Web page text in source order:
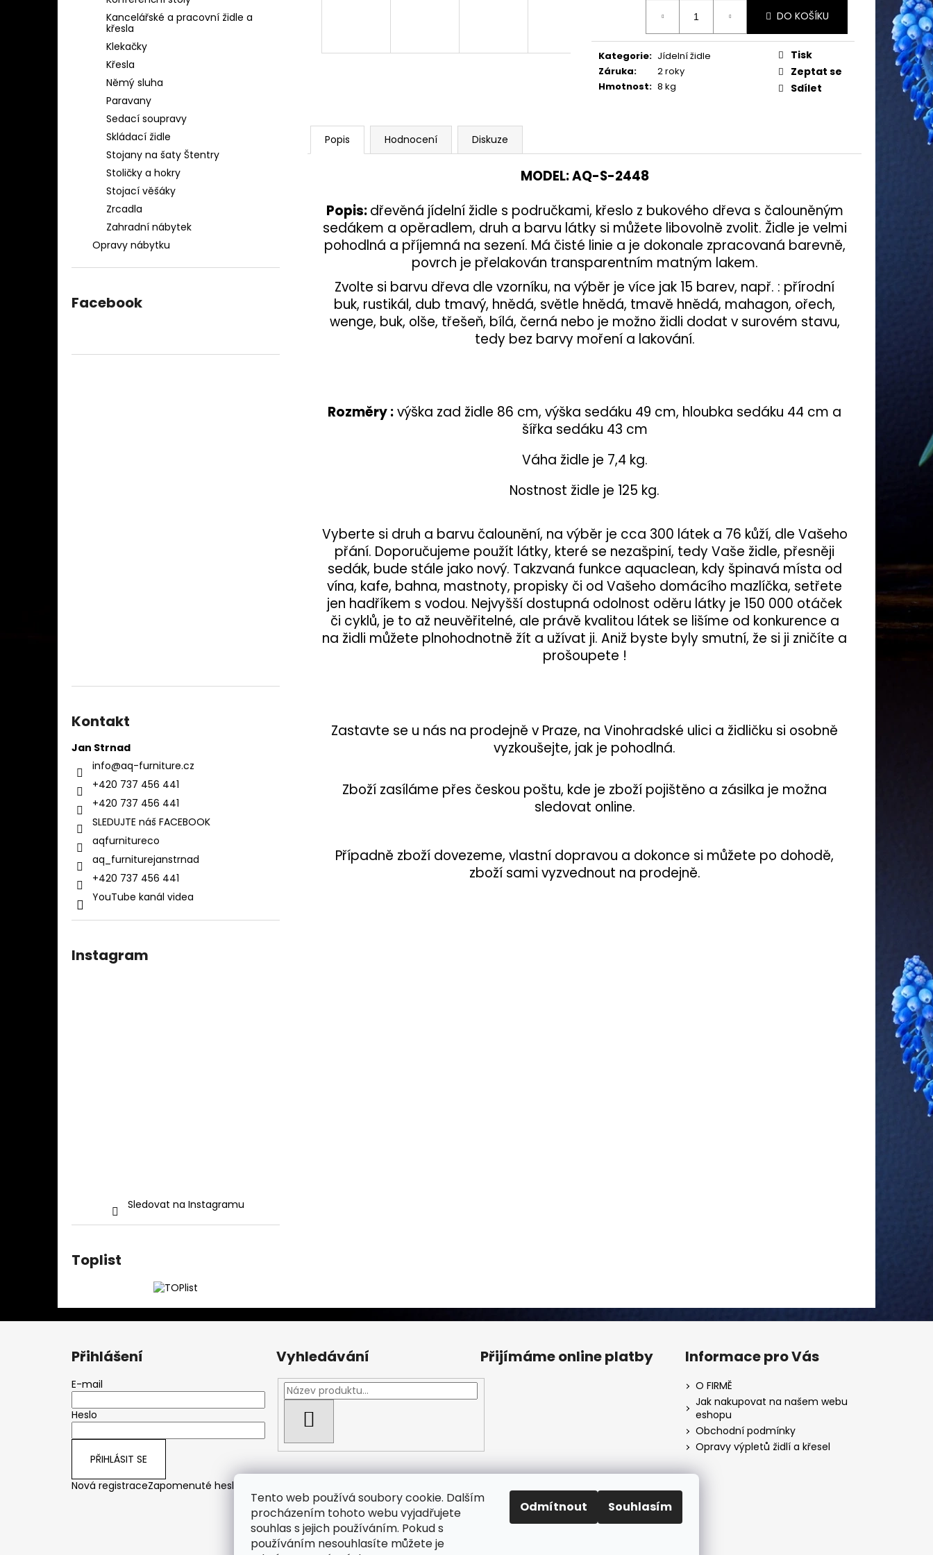
Tento web používá soubory cookie. Dalším
procházením tohoto webu vyjadřujete
souhlas s jejich používáním. Pokud s
používáním nesouhlasíte můžete je
Odmítnout Souhlasím
Kancelářské a pracovní židle a
křesla
Klekačky
Křesla
Němý sluha
Paravany
Sedací soupravy
Skládací židle
Stojany na šaty Štentry
Stoličky a hokry
Stojací věšáky
Zrcadla
Zahradní nábytek
Opravy nábytku
Facebook
Kontakt
Jan Strnad
info@aq-furniture.cz
+420 737 456 441
+420 737 456 441
SLEDUJTE náš FACEBOOK
aqfurnitureco
aq_furniturejanstrnad
+420 737 456 441
YouTube kanál videa
Instagram
Sledovat na Instagramu
Toplist
DO KOŠÍKU
Kategorie: Jídelní židle
Záruka:
2 roky
Hmotnost: 8 kg
Tisk
Zeptat se
Sdílet
Popis Hodnocení Diskuze
MODEL:AQ-S-2448
Popis:dřevěná jídelní židle s područkami, křeslo z bukového dřeva s čalouněným
sedákem a opěradlem, druh a barvu látky si můžete libovolně zvolit. Židle je velmi
pohodlná a příjemná na sezení. Má čisté linie a je dokonale zpracovaná barevně,
povrch je přelakován transparentním matným lakem.
Zvolte si barvu dřeva dle vzorníku, na výběr je více jak 15 barev, např. : přírodní
buk, rustikál, dub tmavý, hnědá, světle hnědá, tmavě hnědá, mahagon, ořech,
wenge, buk, olše, třešeň, bílá, černá nebo je možno židli dodat v surovém stavu,
tedy bez barvy moření a lakování.
Rozměry :výška zad židle 86 cm, výška sedáku 49 cm, hloubka sedáku 44 cm a
šířka sedáku 43 cm
Váha židle je 7,4 kg.
Nostnost židle je 125 kg.
Vyberte si druh a barvu čalounění, na výběr je cca 300 látek a 76 kůží, dle Vašeho
přání. Doporučujeme použít látky, které se nezašpiní, tedy Vaše židle, přesněji
sedák, bude stále jako nový. Takzvaná funkce aquaclean, kdy špinavá místa od
vína, kafe, bahna, mastnoty, propisky či od Vašeho domácího mazlíčka, setřete
jen hadříkem s vodou. Nejvyšší dostupná odolnost oděru látky je 150 000 otáček
či cyklů, je to až neuvěřitelné, ale právě kvalitou látek se lišíme od konkurence a
na židli můžete plnohodnotně žít a užívat ji. Aniž byste byly smutní, že si ji zničíte a
prošoupete !
Zastavte se u nás na prodejně v Praze, na Vinohradské ulici a židličku si osobně
vyzkoušejte, jak je pohodlná.
Zboží zasíláme přes českou poštu, kde je zboží pojištěno a zásilka je možna
sledovat online.
Případně zboží dovezeme, vlastní dopravou a dokonce si můžete po dohodě,
zboží sami vyzvednout na prodejně.
1 280 Kč
Přihlášení
E-mail
Heslo
PŘIHLÁSIT SE
Nová registraceZapomenuté heslo
Vyhledávání Přijímáme online platby Informace pro Vás
O FIRMĚ
Jak nakupovat na našem webu
eshopu
Obchodní podmínky
Opravy výpletů židlí a křesel
Facebook Fan page